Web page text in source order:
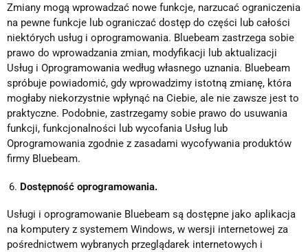
Zmiany mogą wprowadzać nowe funkcje, narzucać ograniczenia
na pewne funkcje lub ograniczać dostęp do części lub całości
niektórych usług i oprogramowania. Bluebeam zastrzega sobie
prawo do wprowadzania zmian, modyfikacji lub aktualizacji
Usług i Oprogramowania według własnego uznania. Bluebeam
spróbuje powiadomić, gdy wprowadzimy istotną zmianę, która
mogłaby niekorzystnie wpłynąć na Ciebie, ale nie zawsze jest to
praktyczne. Podobnie, zastrzegamy sobie prawo do usuwania
funkcji, funkcjonalności lub wycofania Usług lub
Oprogramowania zgodnie z zasadami wycofywania produktów
firmy Bluebeam.
Dostępność oprogramowania.
Usługi i oprogramowanie Bluebeam są dostępne jako aplikacja
na komputery z systemem Windows, w wersji internetowej za
pośrednictwem wybranych przeglądarek internetowych i